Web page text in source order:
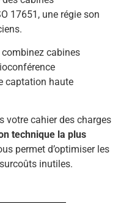
17651, une régie son
combinez cabines
captation haute
votre cahier des charges
technique la plus
permet d’optimiser les
inutiles.